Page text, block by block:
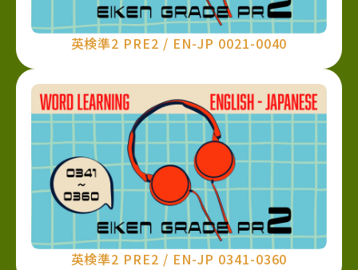
英検準2 PRE2 / EN-JP 0021-0040
英検準2 PRE2 / EN-JP 0341-0360